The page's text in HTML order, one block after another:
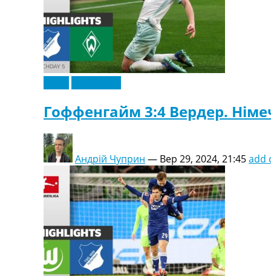
Гоффенгайм 3:4 Вердер.
Андрій Чуприн — Вер 29, 2024, 21:45add